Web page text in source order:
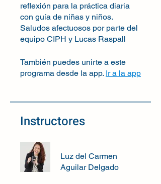
reflexión para la práctica diaria
con guía de niñas y niños.
Saludos afectuosos por parte del
También puedes unirte a este
programa desde la app. Ir a la app
Instructores
Luz del Carmen
Aguilar Delgado